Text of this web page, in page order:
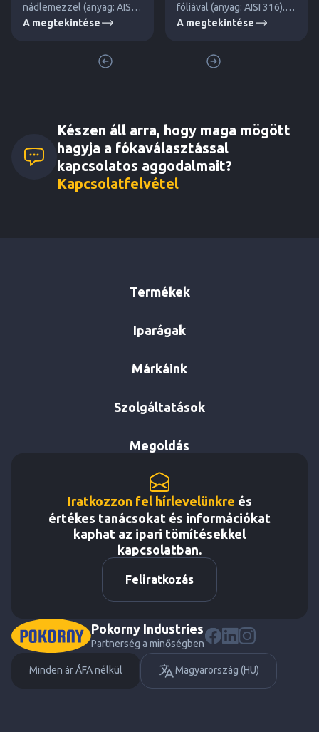
nádlemezzel (anyag: AISI
316). Közepes és
A megtekintése
fóliával (anyag: AISI 316).
Alacsony és közepes
A megtekintése
Készen áll arra, hogy maga mögött
hagyja a fókaválasztással
kapcsolatos aggodalmait?
Kapcsolatfelvétel
Termékek
Iparágak
Márkáink
Szolgáltatások
Megoldás
Iratkozzon fel hírlevelünkre és
értékes tanácsokat és információkat
kaphat az ipari tömítésekkel
kapcsolatban.
Feliratkozás
Pokorny Industries
Partnerség a minőségben
Minden ár ÁFA nélkül Magyarország (HU)